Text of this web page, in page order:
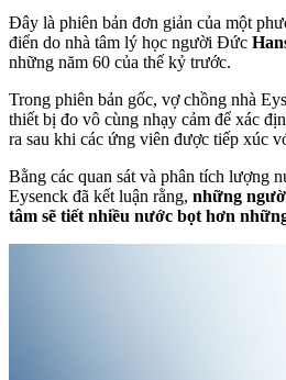
Đây là phiên bản đơn giản của một
điển do nhà tâm lý học người Đức
những năm 60 của thế kỷ trước.
Trong phiên bản gốc, vợ chồng nhà
thiết bị đo vô cùng nhạy cảm để xác
ra sau khi các ứng viên được tiếp xúc
Bằng các quan sát và phân tích lượng
Eysenck đã kết luận rằng, những
tâm sẽ tiết nhiều nước bọt hơn